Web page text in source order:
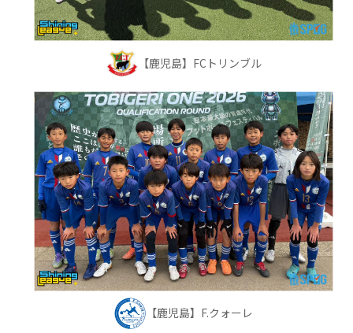
【鹿児島】FCトリンブル
【鹿児島】F.クォーレ